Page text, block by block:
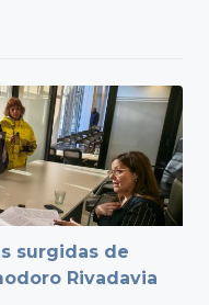
surgidas de
Rivadavia